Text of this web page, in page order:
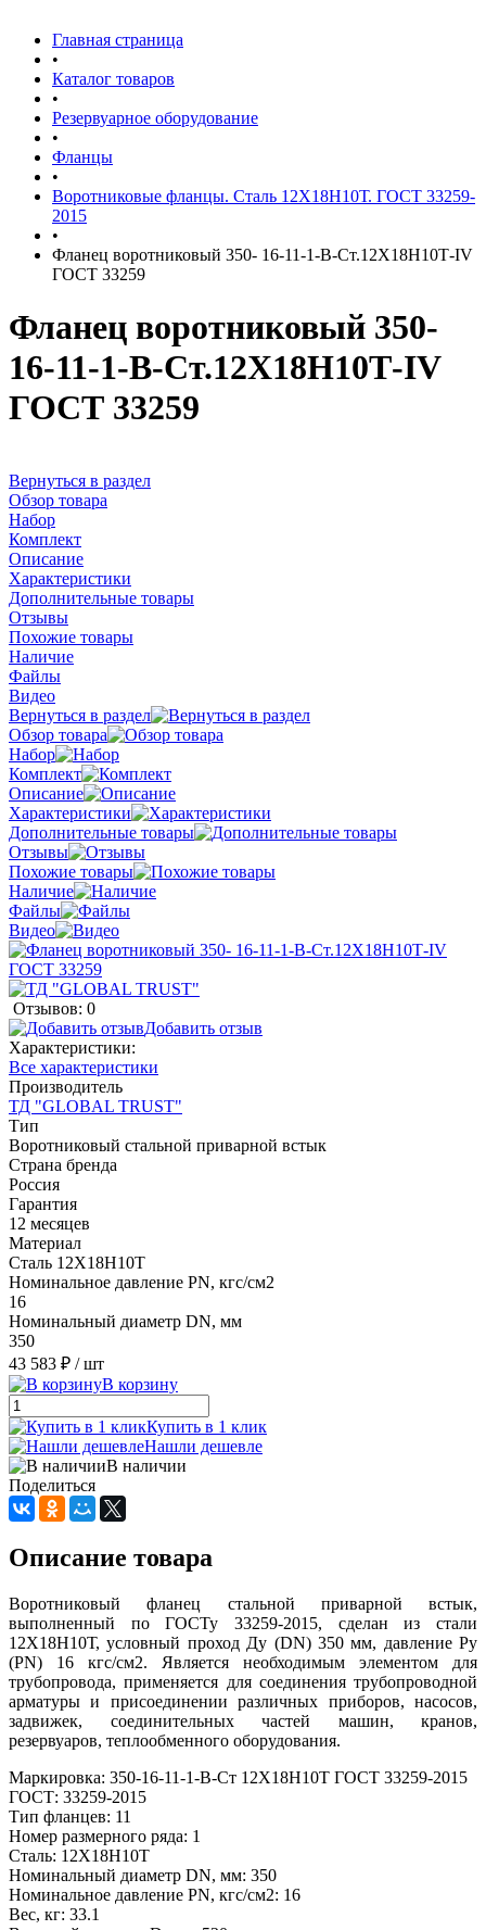
Главная страница
•
Каталог товаров
•
Резервуарное оборудование
•
Фланцы
•
Воротниковые фланцы. Сталь 12Х18Н10Т. ГОСТ 33259-
2015
•
Фланец воротниковый 350- 16-11-1-В-Ст.12Х18Н10Т-IV
ГОСТ 33259
Фланец воротниковый 350-
16-11-1-В-Ст.12Х18Н10Т-IV
ГОСТ 33259
Вернуться в раздел
Обзор товара
Набор
Комплект
Описание
Характеристики
Дополнительные товары
Отзывы
Похожие товары
Наличие
Файлы
Видео
Вернуться в раздел
Обзор товара
Набор
Комплект
Описание
Характеристики
Дополнительные товары
Отзывы
Похожие товары
Наличие
Файлы
Видео
Отзывов: 0
Добавить отзыв
Характеристики:
Все характеристики
Производитель
ТД "GLOBAL TRUST"
Тип
Воротниковый стальной приварной встык
Страна бренда
Россия
Гарантия
12 месяцев
Материал
Сталь 12Х18Н10Т
Номинальное давление PN, кгс/см2
16
Номинальный диаметр DN, мм
350
43 583 ₽ / шт
В корзину
Купить в 1 клик
Нашли дешевле
В наличии
Поделиться
Описание товара
Воротниковый фланец стальной приварной встык,
выполненный по ГОСТу 33259-2015, сделан из стали
12Х18Н10Т, условный проход Ду (DN) 350 мм, давление Ру
(PN) 16 кгс/см2. Является необходимым элементом для
трубопровода, применяется для соединения трубопроводной
арматуры и присоединении различных приборов, насосов,
задвижек, соединительных частей машин, кранов,
резервуаров, теплообменного оборудования.
Маркировка: 350-16-11-1-В-Ст 12Х18Н10Т ГОСТ 33259-2015
ГОСТ: 33259-2015
Тип фланцев: 11
Номер размерного ряда: 1
Сталь: 12Х18Н10Т
Номинальный диаметр DN, мм: 350
Номинальное давление PN, кгс/см2: 16
Вес, кг: 33.1